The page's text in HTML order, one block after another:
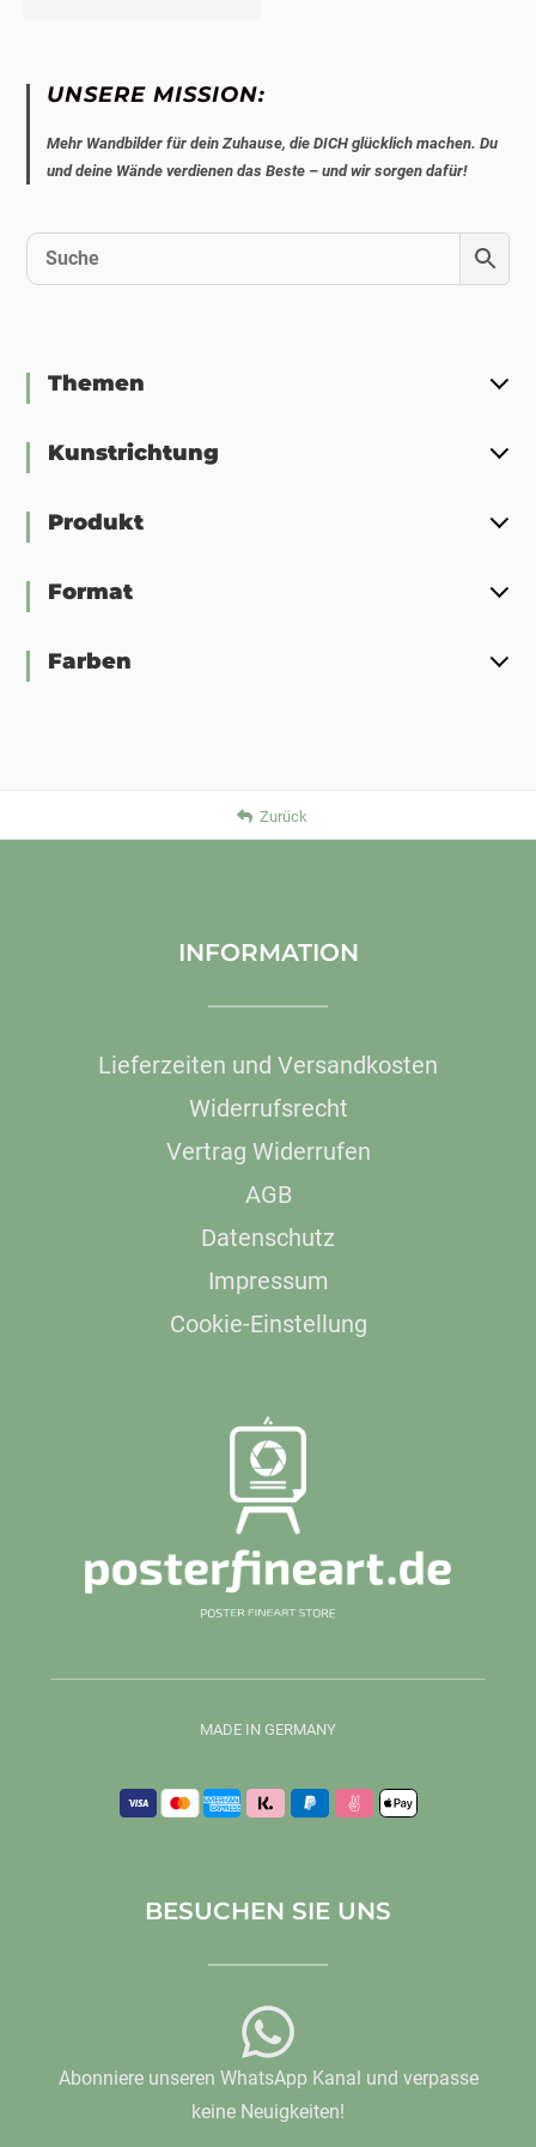
UNSERE MISSION:
Mehr Wandbilder für dein Zuhause, die DICH glücklich machen. Du
und deine Wände verdienen das Beste – und wir sorgen dafür!
Themen
Kunstrichtung
Produkt
Format
Farben
Zurück
INFORMATION
Lieferzeiten und Versandkosten
Widerrufsrecht
Vertrag Widerrufen
AGB
Datenschutz
Impressum
Cookie-Einstellung
MADE IN GERMANY
BESUCHEN SIE UNS
Abonniere unseren WhatsApp Kanal und verpasse
keine Neuigkeiten!